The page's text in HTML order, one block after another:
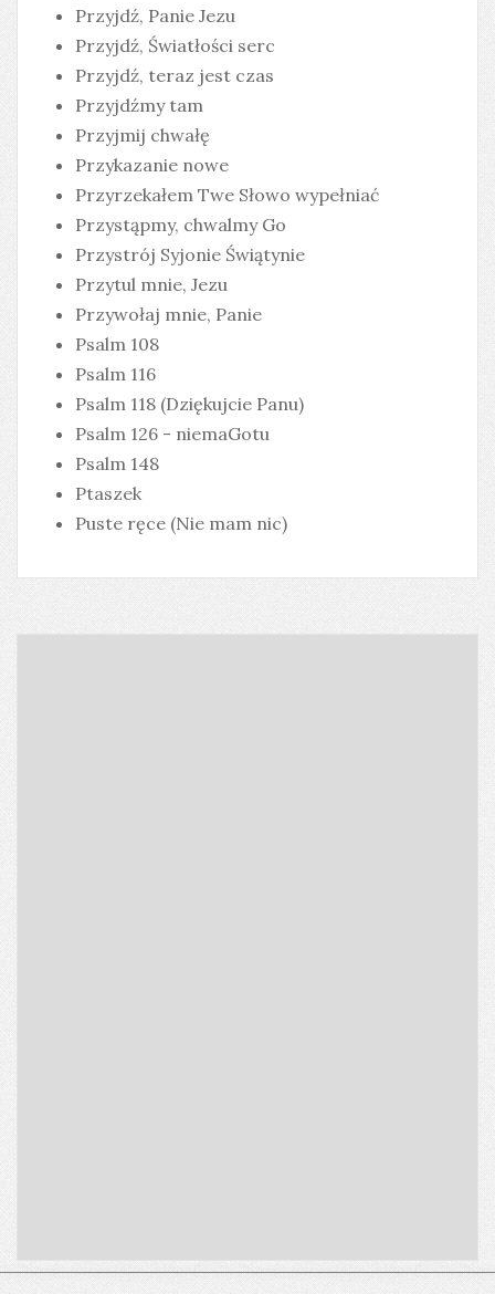
Przyjdź, Panie Jezu
Przyjdź, Światłości serc
Przyjdź, teraz jest czas
Przyjdźmy tam
Przyjmij chwałę
Przykazanie nowe
Przyrzekałem Twe Słowo wypełniać
Przystąpmy, chwalmy Go
Przystrój Syjonie Świątynie
Przytul mnie, Jezu
Przywołaj mnie, Panie
Psalm 108
Psalm 116
Psalm 118 (Dziękujcie Panu)
Psalm 126 - niemaGotu
Psalm 148
Ptaszek
Puste ręce (Nie mam nic)